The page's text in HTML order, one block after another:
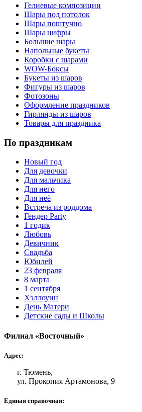
Гелиевые композиции
Шары под потолок
Шары поштучно
Шары цифры
Большие шары
Напольные букеты
Коробки с шарами
WOW-Боксы
Букеты из шаров
Фигуры из шаров
Фотозоны
Оформление праздников
Гирлянды из шаров
Товары для праздника
По праздникам
Новый год
Для девочки
Для мальчика
Для него
Для неё
Встреча из роддома
Гендер Party
1 годик
Любовь
Девичник
Свадьба
Юбилей
23 февраля
8 марта
1 сентября
Хэллоуин
День Матери
Детские сады и Школы
Филиал «Восточный»
Адрес:
г. Тюмень,
ул. Прокопия Артамонова, 9
Единая справочная: